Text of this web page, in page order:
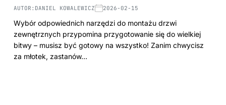
AUTOR: DANIEL KOWALEWICZ 2026-02-15
Wybór odpowiednich narzędzi do montażu drzwi
zewnętrznych przypomina przygotowanie się do wielkiej
bitwy – musisz być gotowy na wszystko! Zanim chwycisz
za młotek, zastanów…